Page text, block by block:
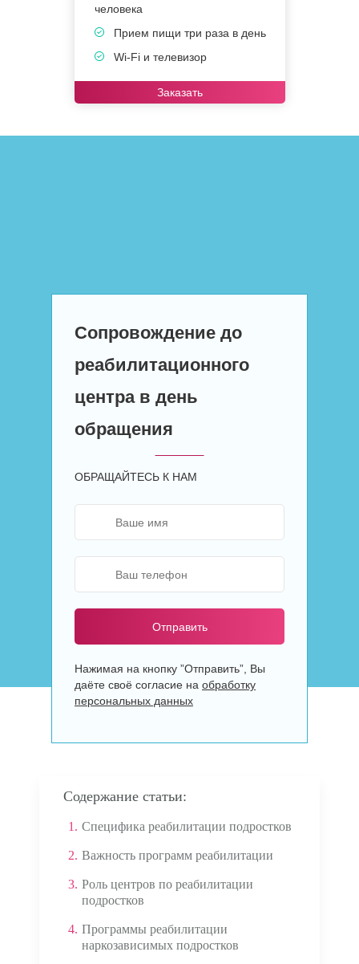
человека
Прием пищи три раза в день
Wi-Fi и телевизор
Заказать
Сопровождение до
реабилитационного
центра в день
обращения
ОБРАЩАЙТЕСЬ К НАМ
Отправить
Нажимая на кнопку ”Отправить”, Вы
даёте своё согласие на обработку
персональных данных
Содержание статьи:
1. Специфика реабилитации подростков
2. Важность программ реабилитации
3. Роль центров по реабилитации
подростков
4. Программы реабилитации
наркозависимых подростков